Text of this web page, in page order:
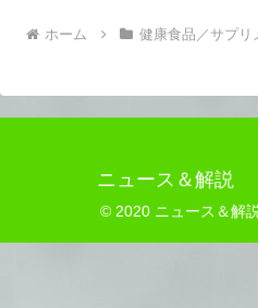
ホーム 健康食品／サプリ
ニュース＆解説
© 2020 ニュース＆解